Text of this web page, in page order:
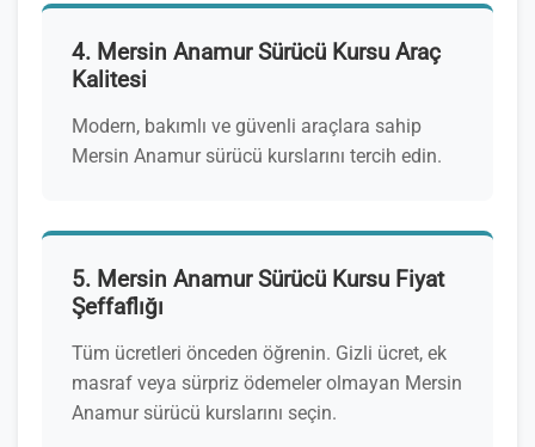
4. Mersin Anamur Sürücü Kursu Araç
Kalitesi
Modern, bakımlı ve güvenli araçlara sahip
Mersin Anamur sürücü kurslarını tercih edin.
5. Mersin Anamur Sürücü Kursu Fiyat
Şeffaflığı
Tüm ücretleri önceden öğrenin. Gizli ücret, ek
masraf veya sürpriz ödemeler olmayan Mersin
Anamur sürücü kurslarını seçin.